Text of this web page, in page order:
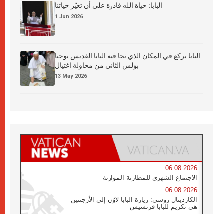
البابا: حياة الله قادرة على أن تغيّر حياتنا
1 Jun 2026
البابا يركع في المكان الذي نجا فيه البابا القديس يوحنا
بولس الثاني من محاولة اغتيال
13 May 2026
06.08.2026
الاجتماع الشهري للمطارنة الموارنة
06.08.2026
الكاردينال روسي: زيارة البابا لاوُن إلى الأرجنتين
هي تكريم للبابا فرنسيس